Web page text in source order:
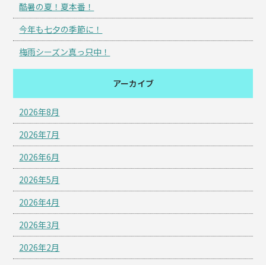
酷暑の夏！夏本番！
今年も七夕の季節に！
梅雨シーズン真っ只中！
アーカイブ
2026年8月
2026年7月
2026年6月
2026年5月
2026年4月
2026年3月
2026年2月